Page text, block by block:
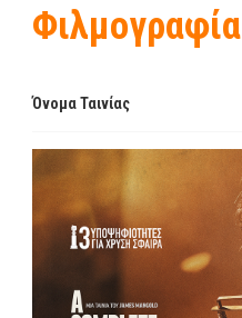
Φιλμογραφία
Όνομα Ταινίας